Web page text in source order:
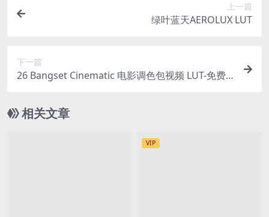
上一篇
绿叶蓝天AEROLUX LUT
下一篇
26 Bangset Cinematic 电影调色包视频 LUT-免费
相关文章
VIP